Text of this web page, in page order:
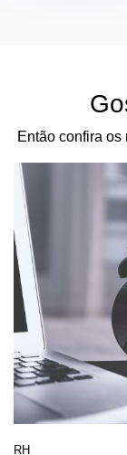
Então confira
RH